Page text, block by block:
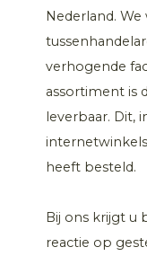
Nederland.
verhogende
assortiment is
leverbaar. Dit,
heeft besteld.
Bij ons krijgt u
reactie op